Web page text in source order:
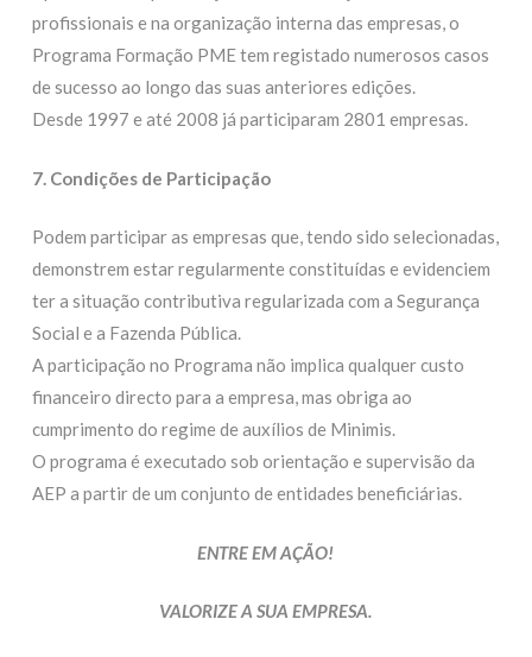
profissionais e na organização interna das empresas, o
Programa Formação PME tem registado numerosos casos
de sucesso ao longo das suas anteriores edições.
Desde 1997 e até 2008 já participaram 2801 empresas.
7. Condições de Participação
Podem participar as empresas que, tendo sido selecionadas,
demonstrem estar regularmente constituídas e evidenciem
ter a situação contributiva regularizada com a Segurança
Social e a Fazenda Pública.
A participação no Programa não implica qualquer custo
financeiro directo para a empresa, mas obriga ao
cumprimento do regime de auxílios de Minimis.
O programa é executado sob orientação e supervisão da
AEP a partir de um conjunto de entidades beneficiárias.
ENTRE EM AÇÃO!
VALORIZE A SUA EMPRESA.